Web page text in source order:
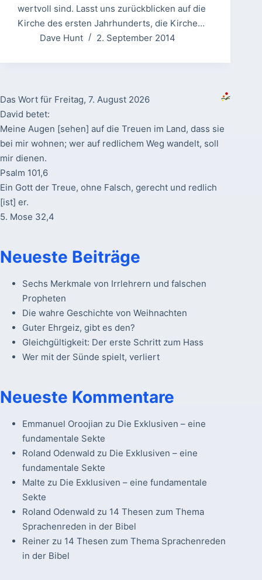
wertvoll sind. Lasst uns zurückblicken auf die
Kirche des ersten Jahrhunderts, die Kirche…
Dave Hunt
2. September 2014
Das Wort für Freitag, 7. August 2026
David betet:
Meine Augen [sehen] auf die Treuen im Land, dass sie
bei mir wohnen; wer auf redlichem Weg wandelt, soll
mir dienen.
Psalm 101,6
Ein Gott der Treue, ohne Falsch, gerecht und redlich
[ist] er.
5. Mose 32,4
Neueste Beiträge
Sechs Merkmale von Irrlehrern und falschen
Propheten
Die wahre Geschichte von Weihnachten
Guter Ehrgeiz, gibt es den?
Gleichgültigkeit: Der erste Schritt zum Hass
Wer mit der Sünde spielt, verliert
Neueste Kommentare
Emmanuel Oroojian zu Die Exklusiven – eine
fundamentale Sekte
Roland Odenwald zu Die Exklusiven – eine
fundamentale Sekte
Malte zu Die Exklusiven – eine fundamentale
Sekte
Roland Odenwald zu 14 Thesen zum Thema
Sprachenreden in der Bibel
Reinerzu 14 Thesen zum Thema Sprachenreden
in der Bibel